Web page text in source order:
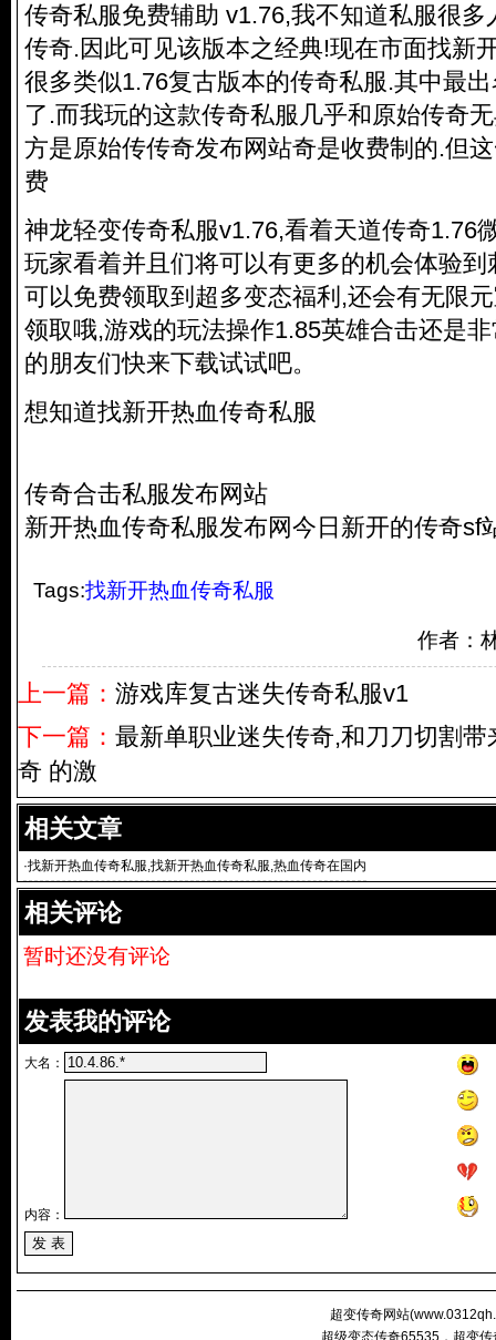
传奇私服免费辅助 v1.76,我不知道私服很
传奇.因此可见该版本之经典!现在市面找新
很多类似1.76复古版本的传奇私服.其中最
了.而我玩的这款传奇私服 几乎和原始传奇
方是原始传传奇发布网站奇是收费制的.但
费
神龙轻变传奇私服v1.76,看着天道传奇1.76
玩家看着并且们将可以有更多的机会体验
可以免费领取到超多变态福利,还会有无限
领取哦,游戏的玩法操作1.85英雄合击还是
的朋友们快来下载试试吧。
想知道找新开热血传奇私服
传奇合击私服发布网站
新开热血传奇私服发布网今日新开的传奇sf
Tags:找新开热血传奇私服
作者：
上一篇： 游戏库复古迷失传奇私服v1
下一篇： 最新单职业迷失传奇,和刀刀切割
奇 的激
相关文章
·找新开热血传奇私服,找新开热血传奇私服,热血传奇在国内
正式上线
相关评论
暂时还没有评论
发表我的评论
大名：
内容：
超变传奇网站(
超级变态传奇65535，超变